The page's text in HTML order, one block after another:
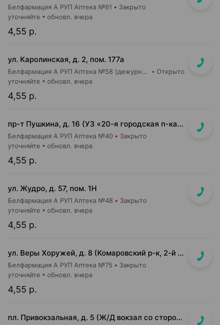
Белфармация А РУП Аптека №61 Закрыто
4,55 р.
уточняйте обновл. вчера
ул. Каролинская, д. 2, пом. 177а
Белфармация А РУП Аптека №58 (дежурная) Открыто
4,55 р.
уточняйте обновл. вчера
пр-т Пушкина, д. 16 (УЗ «20-я городская п-ка», второй этаж, пом.15)
Белфармация А РУП Аптека №40 Закрыто
4,55 р.
уточняйте обновл. вчера
ул. Жудро, д. 57, пом. 1Н
Белфармация А РУП Аптека №48 Закрыто
4,55 р.
уточняйте обновл. вчера
ул. Веры Хоружей, д. 8 (Комаровский р-к, 2-й этаж)
Белфармация А РУП Аптека №75 Закрыто
4,55 р.
уточняйте обновл. вчера
пл. Привокзальная, д. 5 (Ж/Д вокзал со стороны ул.Кирова по направлению ко входу в метро)